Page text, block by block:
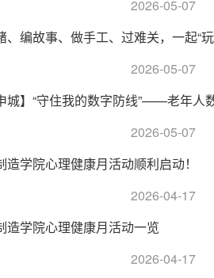
2026-05-07
、编故事、做手工、过难关，一起“
2026-05-07
城】“守住我的数字防线”——老年人
2026-05-07
造学院心理健康月活动顺利启动！
2026-04-17
造学院心理健康月活动一览
2026-04-17